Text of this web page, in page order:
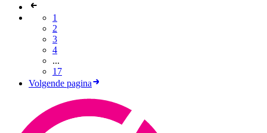
1
2
3
4
...
17
Volgende pagina